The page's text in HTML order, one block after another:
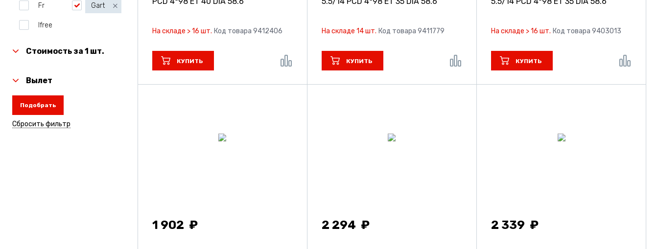
Fr Gart
Ifree
Megami
Nz
Nz_Россия
Стоимость за 1 шт.
Вылет
Подобрать
Сбросить фильтр
На складе > 16 шт. Код товара 9412406
КУПИТЬ
На складе 14 шт. Код товара 9411779
КУПИТЬ
На складе > 16 шт. Код товара 9403013
КУПИТЬ
1 902 2 294 2 339